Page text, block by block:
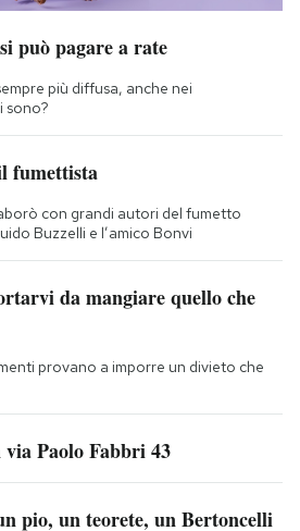
può pagare a rate
più diffusa, anche nei
sono?
fumettista
con grandi autori del fumetto
Buzzelli e l’amico Bonvi
da mangiare quello che
provano a imporre un divieto che
Paolo Fabbri 43
pio, un teorete, un Bertoncelli